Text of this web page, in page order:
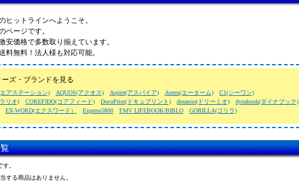
ヒットラインへようこそ。
ページです。
安価格で多数取り揃えています。
料無料！法人様も対応可能。
ズ・ブランドを見る
アステーション) AQUOS(アクオス) Aspire(アスパイア) Aterm(エーターム)
C1(シーワン)
リオ)
COREFIDO(コアフィード) DocuPrint(ドキュプリント) dreamio(ドリーミオ)
dynabook(ダイナブック)
EX-WORD(エクスワード） Express5800 FMV LIFEBOOK/BIBLO GORILLA(ゴリラ)
。
する商品はありません。